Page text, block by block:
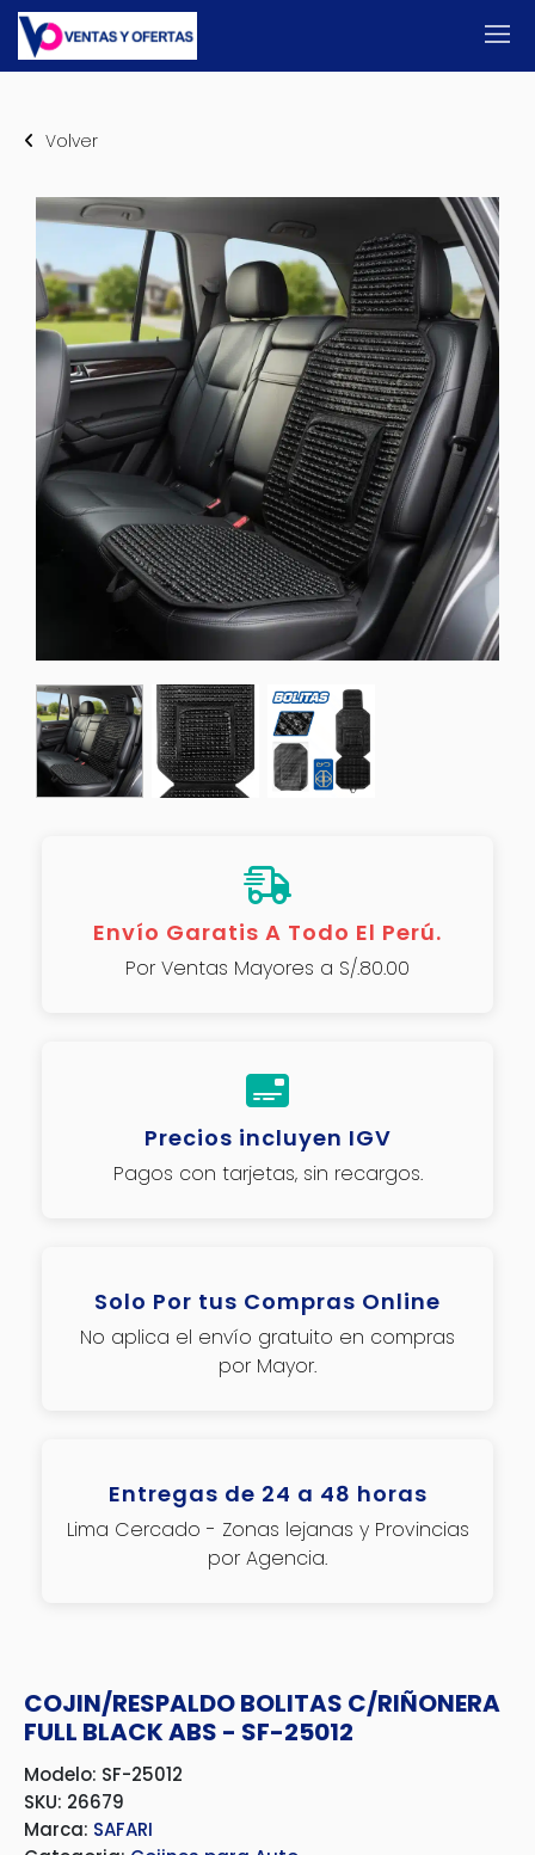
Volver
Envío Garatis A Todo El Perú.
Por Ventas Mayores a S/.80.00
Precios incluyen IGV
Pagos con tarjetas, sin recargos.
Solo Por tus Compras Online
No aplica el envío gratuito en compras
por Mayor.
Entregas de 24 a 48 horas
Lima Cercado - Zonas lejanas y Provincias
por Agencia.
COJIN/RESPALDO BOLITAS C/RIÑONERA
FULL BLACK ABS - SF-25012
Modelo: SF-25012
SKU: 26679
Marca: SAFARI